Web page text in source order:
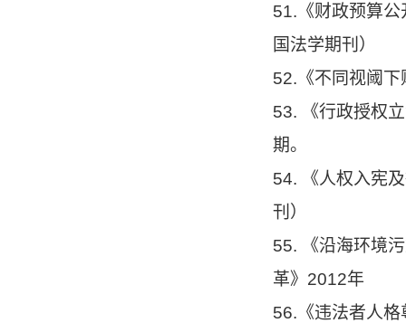
51.《财政预算
国法学期刊）
52.《不同视阈
53. 《行政授权
期。
54. 《人权入宪
刊）
55. 《沿海环境
革》2012年
56.《违法者人